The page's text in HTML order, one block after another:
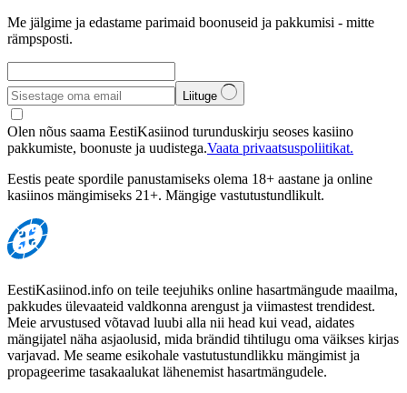
Me jälgime ja edastame parimaid boonuseid ja pakkumisi - mitte
rämpsposti.
Liituge
Olen nõus saama EestiKasiinod turunduskirju seoses kasiino
pakkumiste, boonuste ja uudistega.Vaata privaatsuspoliitikat.
Eestis peate spordile panustamiseks olema 18+ aastane ja online
kasiinos mängimiseks 21+. Mängige vastutustundlikult.
EestiKasiinod.info on teile teejuhiks online hasartmängude maailma,
pakkudes ülevaateid valdkonna arengust ja viimastest trendidest.
Meie arvustused võtavad luubi alla nii head kui vead, aidates
mängijatel näha asjaolusid, mida brändid tihtilugu oma väikses kirjas
varjavad. Me seame esikohale vastutustundlikku mängimist ja
propageerime tasakaalukat lähenemist hasartmängudele.